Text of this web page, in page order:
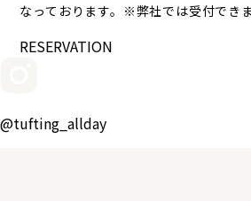
なっております。※弊社では受付できま
RESERVATION
@tufting_allday